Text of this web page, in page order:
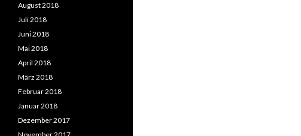
August 2018
Juli 2018
Juni 2018
Mai 2018
April 2018
März 2018
Februar 2018
Januar 2018
Dezember 2017